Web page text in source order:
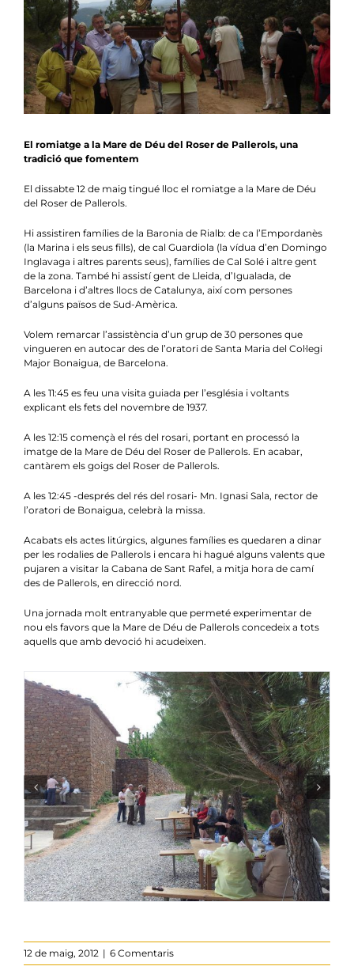
Notícies
Agenda
Contacte
Col.labora
El romiatge a la Mare de Déu del Roser de Pallerols, una
tradició que fomentem
El dissabte 12 de maig tingué lloc el romiatge a la Mare de Déu
del Roser de Pallerols.
Hi assistiren famílies de la Baronia de Rialb: de ca l’Empordanès
(la Marina i els seus fills), de cal Guardiola (la vídua d’en Domingo
Inglavaga i altres parents seus), famílies de Cal Solé i altre gent
de la zona. També hi assistí gent de Lleida, d’Igualada, de
Barcelona i d’altres llocs de Catalunya, així com persones
d’alguns països de Sud-Amèrica.
Volem remarcar l’assistència d’un grup de 30 persones que
vingueren en autocar des de l’oratori de Santa Maria del Col·legi
Major Bonaigua, de Barcelona.
A les 11:45 es feu una visita guiada per l’església i voltants
explicant els fets del novembre de 1937.
A les 12:15 començà el rés del rosari, portant en processó la
imatge de la Mare de Déu del Roser de Pallerols. En acabar,
cantàrem els goigs del Roser de Pallerols.
A les 12:45 -després del rés del rosari- Mn. Ignasi Sala, rector de
l’oratori de Bonaigua, celebrà la missa.
Acabats els actes litúrgics, algunes famílies es quedaren a dinar
per les rodalies de Pallerols i encara hi hagué alguns valents que
pujaren a visitar la Cabana de Sant Rafel, a mitja hora de camí
des de Pallerols, en direcció nord.
Una jornada molt entranyable que permeté experimentar de
nou els favors que la Mare de Déu de Pallerols concedeix a tots
aquells que amb devoció hi acudeixen.
12 de maig, 2012 | 6 Comentaris